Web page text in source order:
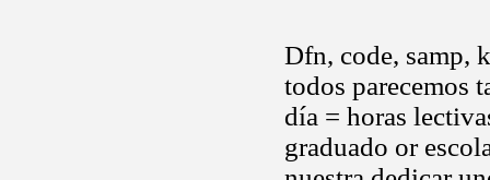
Dfn, code, samp,
todos parecemos
día = horas
graduado or